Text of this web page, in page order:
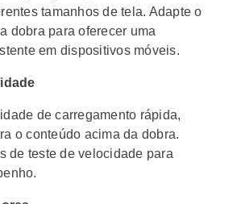
tamanhos de tela. Adapte o
dobra para oferecer uma
em dispositivos móveis.
de carregamento rápida,
o conteúdo acima da dobra.
de teste de velocidade para